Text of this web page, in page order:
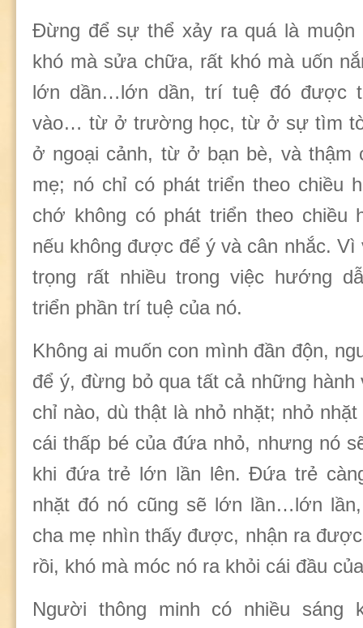
Đừng để sự thể xảy ra quá là muộn
khó mà sửa chữa, rất khó mà uốn
lớn dần…lớn dần, trí tuệ đó được
vào… từ ở trường học, từ ở sự tìm
ở ngoại cảnh, từ ở bạn bè, và thậm
mẹ; nó chỉ có phát triển theo chiều
chớ không có phát triển theo chiều
nếu không được để ý và cân nhắc. Vì
trọng rất nhiều trong việc hướng
triển phần trí tuệ của nó.
Không ai muốn con mình đần độn,
để ý, đừng bỏ qua tất cả những
chỉ nào, dù thật là nhỏ nhặt; nhỏ
cái thấp bé của đứa nhỏ, nhưng nó
khi đứa trẻ lớn lần lên. Đứa trẻ
nhặt đó nó cũng sẽ lớn lần…lớn
cha mẹ nhìn thấy được, nhận ra
rồi, khó mà móc nó ra khỏi cái đầu
Người thông minh có nhiều sáng